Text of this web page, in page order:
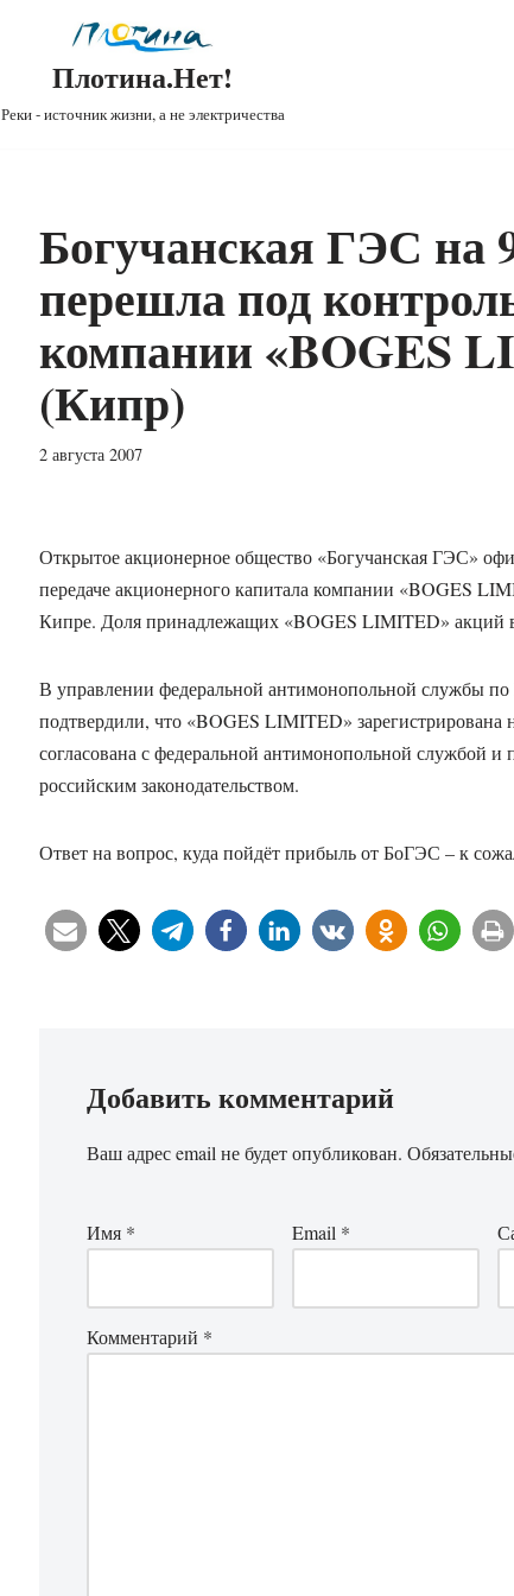
Плотина.Нет!
Реки - источник жизни, а не электричества
Богучанская ГЭС на
перешла под
компании «BOGES
(Кипр)
2 августа 2007
Открытое акционерное общество «Богучанская ГЭС»
передаче акционерного капитала компании «BOGES
Кипре. Доля принадлежащих «BOGES LIMITED» акций
В управлении федеральной антимонопольной службы
подтвердили, что «BOGES LIMITED» зарегистрирована
согласована с федеральной антимонопольной службой и
российским законодательством.
Ответ на вопрос, куда пойдёт прибыль от БоГЭС – к
Добавить комментарий
Ваш адрес email не будет опубликован.
Имя * Email *
Комментарий *